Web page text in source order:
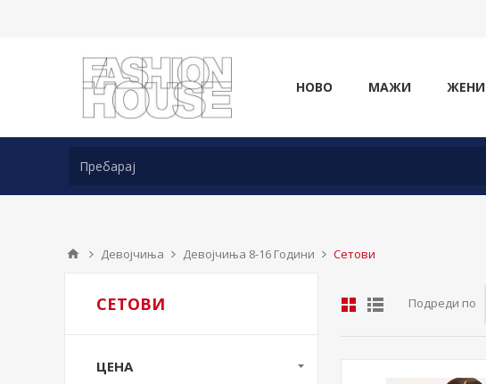
НОВО МАЖИ ЖЕНИ
Девојчиња Девојчиња 8-16 Години Сетови
Подреди по
СЕТОВИ
ЦЕНА